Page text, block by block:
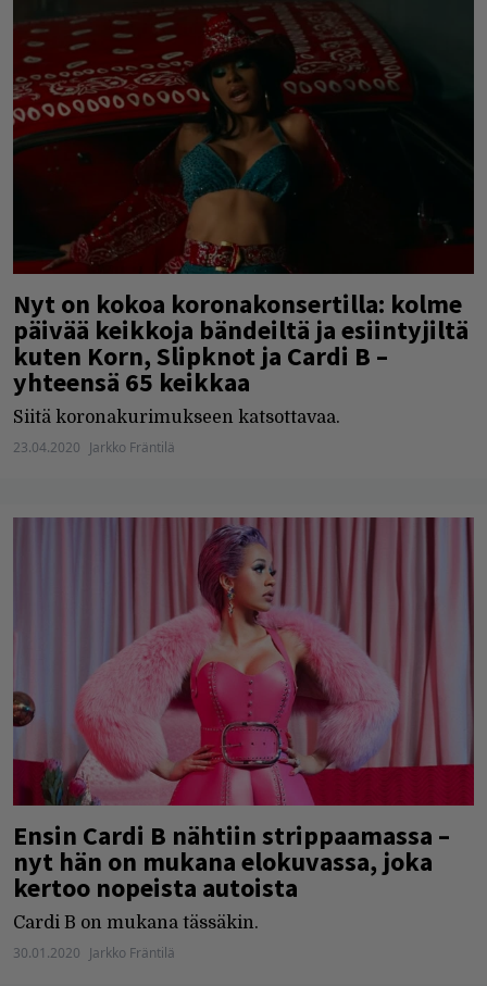
Nyt on kokoa koronakonsertilla: kolme
päivää keikkoja bändeiltä ja esiintyjiltä
kuten Korn, Slipknot ja Cardi B –
yhteensä 65 keikkaa
Siitä koronakurimukseen katsottavaa.
23.04.2020 Jarkko Fräntilä
Ensin Cardi B nähtiin strippaamassa –
nyt hän on mukana elokuvassa, joka
kertoo nopeista autoista
Cardi B on mukana tässäkin.
30.01.2020 Jarkko Fräntilä